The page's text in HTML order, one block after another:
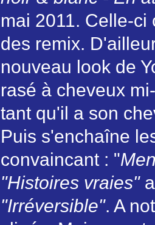
mai 2011. Celle-
des remix.
nouveau look de
rasé à cheveux
tant qu'il a son
Puis s'enchaîne
convaincant : "
"Histoires vraies"
"Irréversible". A